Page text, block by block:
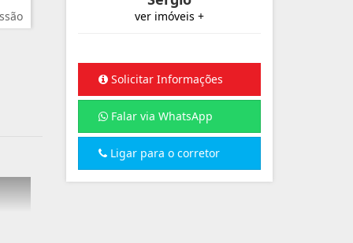
ver imóveis +
Solicitar Informações
Falar via WhatsApp
Ligar para o corretor